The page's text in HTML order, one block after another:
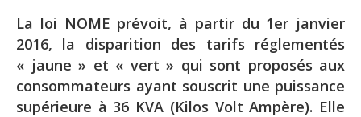
La loi NOME prévoit, à partir du 1er janvier
2016, la disparition des tarifs réglementés
« jaune » et « vert » qui sont proposés aux
consommateurs ayant souscrit une puissance
supérieure à 36 KVA (Kilos Volt Ampère). Elle